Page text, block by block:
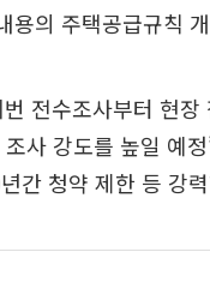
용의 주택공급규칙
전수조사부터 현
사 강도를 높일 예
간 청약 제한 등 강